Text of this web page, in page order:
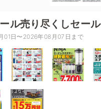
ル売り尽くしセール
01日〜2026年08月07日まで